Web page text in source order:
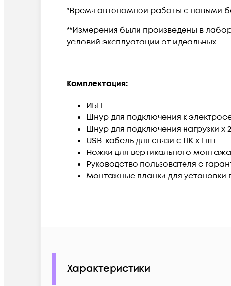
*Время автономной работы с новыми
**Измерения были произведены в
условий эксплуатации от идеальных.
Комплектация:
ИБП
Шнур для подключения к
Шнур для подключения нагрузки х
USB-кабель для связи с ПК х 1 шт.
Ножки для вертикального монтажа
Руководство пользователя с
Монтажные планки для установки в
Характеристики